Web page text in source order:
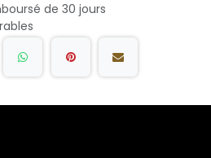
de 30 jours